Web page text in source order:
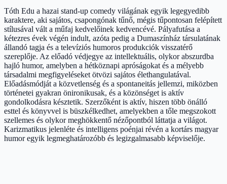
Tóth Edu a hazai stand-up comedy világának egyik legegyedibb
karaktere, aki sajátos, csapongónak tűnő, mégis tűpontosan felépített
stílusával vált a műfaj kedvelőinek kedvencévé. Pályafutása a
kétezres évek végén indult, azóta pedig a Dumaszínház társulatának
állandó tagja és a televíziós humoros produkciók visszatérő
szereplője. Az előadó védjegye az intellektuális, olykor abszurdba
hajló humor, amelyben a hétköznapi apróságokat és a mélyebb
társadalmi megfigyeléseket ötvözi sajátos élethangulatával.
Előadásmódját a közvetlenség és a spontaneitás jellemzi, miközben
történetei gyakran önironikusak, és a közönséget is aktív
gondolkodásra késztetik. Szerzőként is aktív, hiszen több önálló
esttel és könyvvel is büszkélkedhet, amelyekben a tőle megszokott
szellemes és olykor meghökkentő nézőpontból láttatja a világot.
Karizmatikus jelenléte és intelligens poénjai révén a kortárs magyar
humor egyik legmeghatározóbb és legizgalmasabb képviselője.